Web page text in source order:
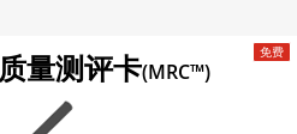
量测评卡(MRC™)